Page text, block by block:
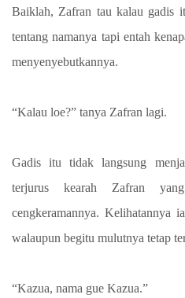
Baiklah, Zafran tau kalau gadis
tentang namanya tapi entah
menyenyebutkannya.
“Kalau loe?” tanya Zafran lagi.
Gadis itu tidak langsung
terjurus kearah Zafran
cengkeramannya. Kelihatannya
walaupun begitu mulutnya tetap
“Kazua, nama gue Kazua.”